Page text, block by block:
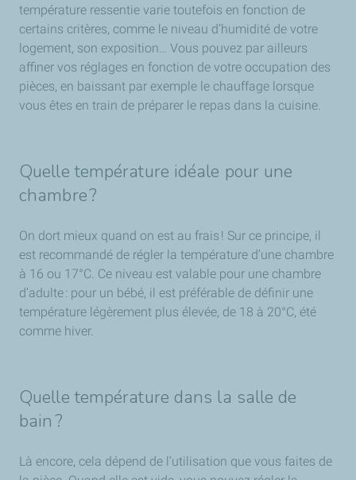
température ressentie varie toutefois en fonction de
certains critères, comme le niveau d’humidité de votre
logement, son exposition… Vous pouvez par ailleurs
affiner vos réglages en fonction de votre occupation des
pièces, en baissant par exemple le chauffage lorsque
vous êtes en train de préparer le repas dans la cuisine.
Quelle température idéale pour une
chambre ?
On dort mieux quand on est au frais ! Sur ce principe, il
est recommandé de régler la température d’une chambre
à 16 ou 17°C. Ce niveau est valable pour une chambre
d’adulte : pour un bébé, il est préférable de définir une
température légèrement plus élevée, de 18 à 20°C, été
comme hiver.
Quelle température dans la salle de
bain ?
Là encore, cela dépend de l’utilisation que vous faites de